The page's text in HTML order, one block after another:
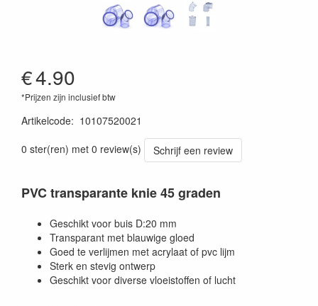
€4.90
*Prijzen zijn inclusief btw
Artikelcode: 10107520021
0 ster(ren) met 0 review(s)
Schrijf een review
PVC transparante knie 45 graden
Geschikt voor buis D:20 mm
Transparant met blauwige gloed
Goed te verlijmen met acrylaat of pvc lijm
Sterk en stevig ontwerp
Geschikt voor diverse vloeistoffen of lucht